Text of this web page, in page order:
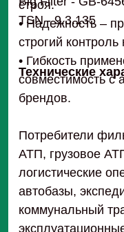
TSN - 9.3.135
Технические
строя.
• Надежность –
строгий контроль
• Гибкость
совместимость с
брендов.
Потребители
АТП, грузовое
логистические
автобазы,
коммунальный